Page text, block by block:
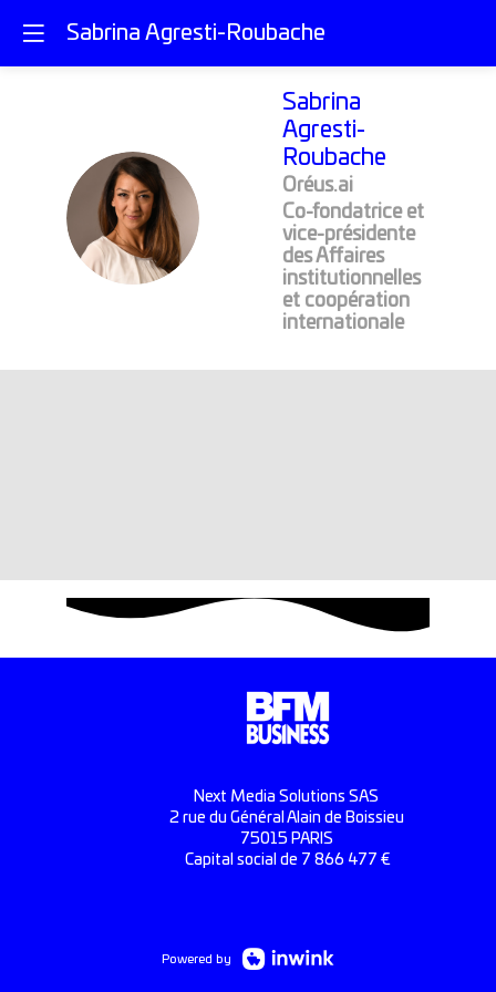
Sabrina Agresti-Roubache
SA
Sabrina
Agresti-
Roubache
Oréus.ai
Co-fondatrice et
vice-présidente
des Affaires
institutionnelles
et coopération
internationale
Next Media Solutions SAS
2 rue du Général Alain de Boissieu
75015 PARIS
Capital social de 7 866 477 €
Powered by